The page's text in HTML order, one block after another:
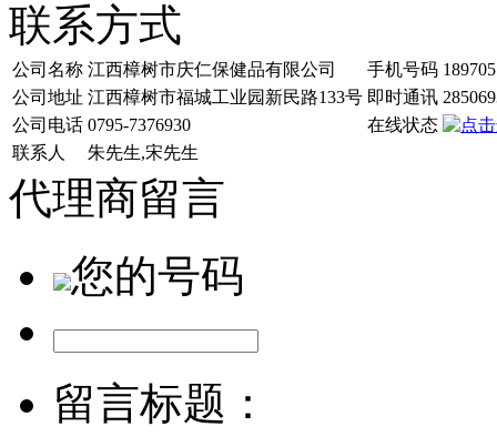
联系方式
公司名称 江西樟树市庆仁保健品有限公司 手机号码
公司地址 江西樟树市福城工业园新民路133号 即时通讯
公司电话 0795-7376930
在线状态
联系人
朱先生,宋先生
代理商留言
您的号码
留言标题：